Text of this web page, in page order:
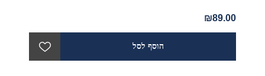
₪89.00